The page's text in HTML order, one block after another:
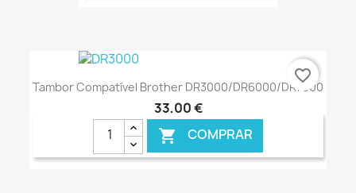
Tambor Compatível Brother DR3000/DR6000/DR7000
33,00 €
 COMPRAR
favorite_border